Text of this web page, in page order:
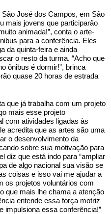
José dos Campos, em São
mais jovens que participarão
animada!”, conta o arte-
para a conferência. Eles
da quinta-feira e ainda
o resto da turma. “Acho que
ônibus é dormir!”, brinca
quase 20 horas de estrada
que já trabalha com um projeto
mais esse projeto
com atividades ligadas às
acredita que as artes são uma
o desenvolvimento da
sobre sua motivação para
diz que está indo para “ampliar
de algo nacional sua visão se
coisas e isso vai me ajudar a
os projetos voluntários com
que mais lhe chama a atenção
entende essa força motriz
impulsiona essa conferência!”